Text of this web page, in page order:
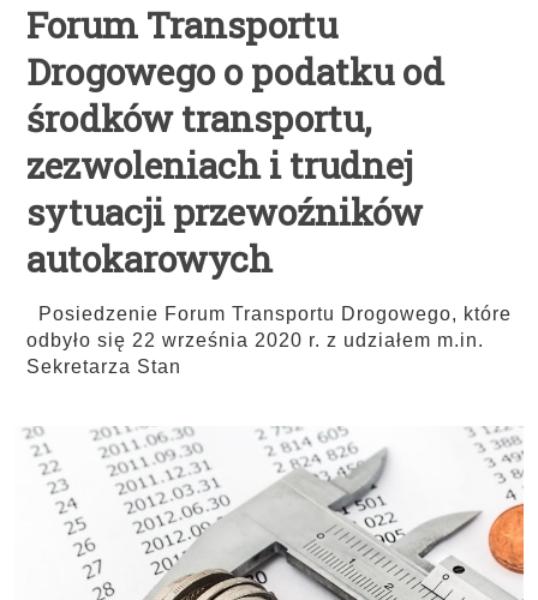
Forum Transportu
Drogowego o podatku od
środków transportu,
zezwoleniach i trudnej
sytuacji przewoźników
autokarowych
Posiedzenie Forum Transportu Drogowego, które
odbyło się 22 września 2020 r. z udziałem m.in.
Sekretarza Stan